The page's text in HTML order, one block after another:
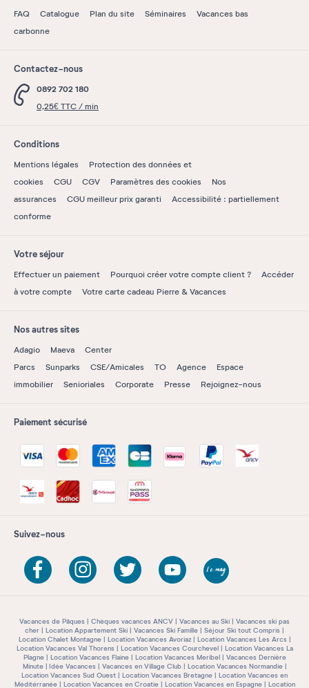
FAQ Catalogue Plan du site Séminaires
Vacances bas
carbonne
Contactez-nous
0892 702 180
0,25€ TTC / min
Conditions
Mentions légales
Protection des données et
cookies
CGU CGV Paramètres des cookies
Nos
assurances
CGU meilleur prix garanti
Accessibilité : partiellement
conforme
Votre séjour
Effectuer un paiement Pourquoi créer votre compte client ?
Accéder
à votre compte
Votre carte cadeau Pierre & Vacances
Nos autres sites
Adagio Maeva
Center
Parcs
Sunparks CSE/Amicales TO Agence
Espace
immobilier
Senioriales Corporate Presse Rejoignez-nous
Paiement sécurisé
Suivez-nous
Vacances de Pâques Chèques vacances ANCV Vacances au Ski
Vacances ski pas
cher
Location Appartement Ski Vacances Ski Famille
Séjour Ski tout Compris
Location Chalet Montagne
Location Vacances Avoriaz
Location Vacances Les Arcs
Location Vacances Val Thorens
Location Vacances Courchevel
Location Vacances La
Plagne
Location Vacances Flaine Location Vacances Meribel
Vacances Dernière
Minute
Idée Vacances Vacances en Village Club
Location Vacances Normandie
Location Vacances Sud Ouest
Location Vacances Bretagne
Location Vacances en
Méditérranée
Location Vacances en Croatie Location Vacances en Espagne Location